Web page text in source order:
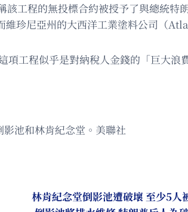
工程的無投標合約被授予了與總統
維珍尼亞州的大西洋工業塗料公司（
項工程似乎是對納稅人金錢的「巨大
池和林肯紀念堂。美聯社
林肯紀念堂倒影池遭破壞 至少5人